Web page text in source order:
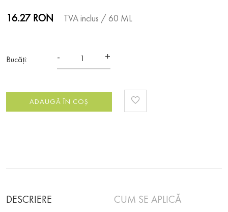
16.27 RON TVA inclus / 60 ML
Bucăți: - +
ADAUGĂ ÎN COȘ
DESCRIERE
CUM SE APLICĂ